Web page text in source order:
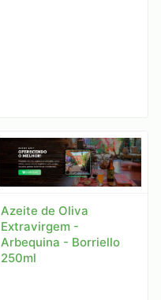
Azeite de Oliva
Extravirgem -
Arbequina - Borriello
250ml